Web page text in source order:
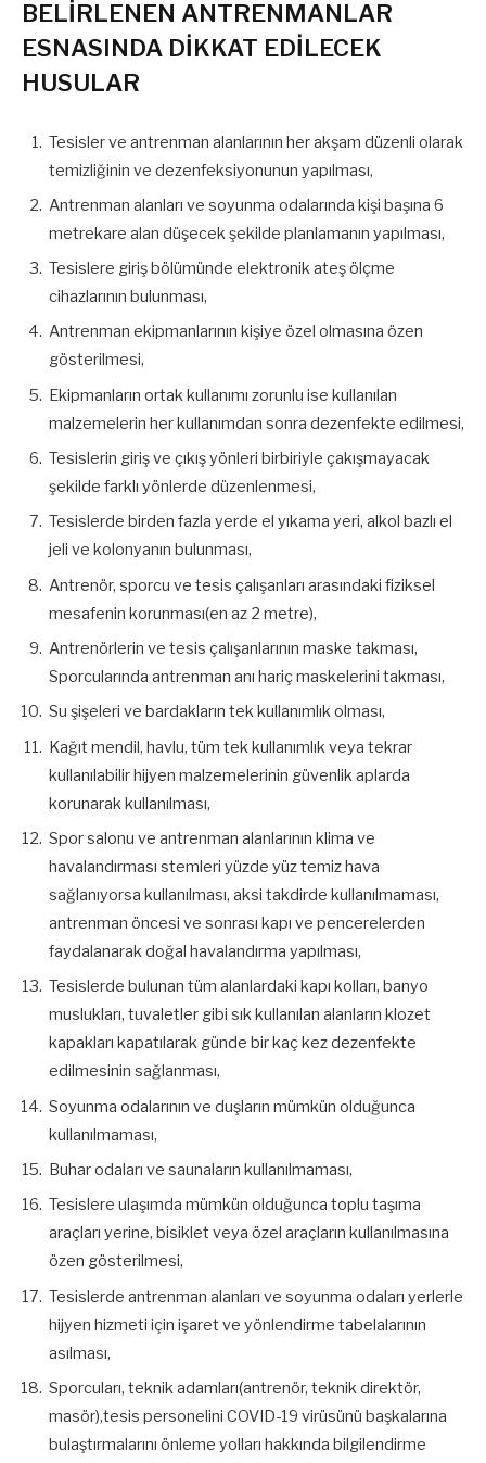
BELİRLENEN ANTRENMANLAR
ESNASINDA DİKKAT EDİLECEK
HUSULAR
Tesisler ve antrenman alanlarının her akşam düzenli olarak
temizliğinin ve dezenfeksiyonunun yapılması,
Antrenman alanları ve soyunma odalarında kişi başına 6
metrekare alan düşecek şekilde planlamanın yapılması,
Tesislere giriş bölümünde elektronik ateş ölçme
cihazlarının bulunması,
Antrenman ekipmanlarının kişiye özel olmasına özen
gösterilmesi,
Ekipmanların ortak kullanımı zorunlu ise kullanılan
malzemelerin her kullanımdan sonra dezenfekte edilmesi,
Tesislerin giriş ve çıkış yönleri birbiriyle çakışmayacak
şekilde farklı yönlerde düzenlenmesi,
Tesislerde birden fazla yerde el yıkama yeri, alkol bazlı el
jeli ve kolonyanın bulunması,
Antrenör, sporcu ve tesis çalışanları arasındaki fiziksel
mesafenin korunması(en az 2 metre),
Antrenörlerin ve tesis çalışanlarının maske takması,
Sporcularında antrenman anı hariç maskelerini takması,
Su şişeleri ve bardakların tek kullanımlık olması,
Kağıt mendil, havlu, tüm tek kullanımlık veya tekrar
kullanılabilir hijyen malzemelerinin güvenlik aplarda
korunarak kullanılması,
Spor salonu ve antrenman alanlarının klima ve
havalandırması stemleri yüzde yüz temiz hava
sağlanıyorsa kullanılması, aksi takdirde kullanılmaması,
antrenman öncesi ve sonrası kapı ve pencerelerden
faydalanarak doğal havalandırma yapılması,
Tesislerde bulunan tüm alanlardaki kapı kolları, banyo
muslukları, tuvaletler gibi sık kullanılan alanların klozet
kapakları kapatılarak günde bir kaç kez dezenfekte
edilmesinin sağlanması,
Soyunma odalarının ve duşların mümkün olduğunca
kullanılmaması,
Buhar odaları ve saunaların kullanılmaması,
Tesislere ulaşımda mümkün olduğunca toplu taşıma
araçları yerine, bisiklet veya özel araçların kullanılmasına
özen gösterilmesi,
Tesislerde antrenman alanları ve soyunma odaları yerlerle
hijyen hizmeti için işaret ve yönlendirme tabelalarının
asılması,
Sporcuları, teknik adamları(antrenör, teknik direktör,
masör),tesis personelini COVID-19 virüsünü başkalarına
bulaştırmalarını önleme yolları hakkında bilgilendirme